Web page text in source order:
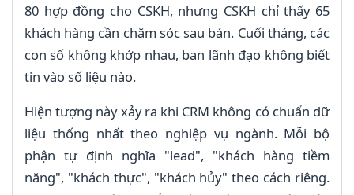
80 hợp đồng cho CSKH, nhưng CSKH chỉ thấy 65
khách hàng cần chăm sóc sau bán. Cuối tháng, các
con số không khớp nhau, ban lãnh đạo không biết
tin vào số liệu nào.
Hiện tượng này xảy ra khi CRM không có chuẩn dữ
liệu thống nhất theo nghiệp vụ ngành. Mỗi bộ
phận tự định nghĩa "lead", "khách hàng tiềm
năng", "khách thực", "khách hủy" theo cách riêng.